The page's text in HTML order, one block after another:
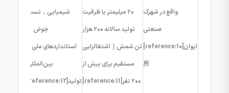
واقع در شهرک
صنعتی
所
۲۰ میلیمتر با ظرفیت
تولید سالانه ۲۰۰ هزار
تن شمش｜اشتغالزایی
مستقیم برای بیش از
شیمیایی，تست
جوش｜
استانداردهای ملی و
بین‌المللی